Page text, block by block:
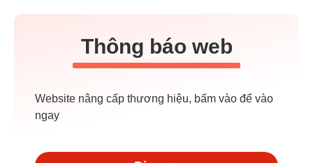
Thông báo web
Website nâng cấp thương hiệu, bấm vào để vào
ngay